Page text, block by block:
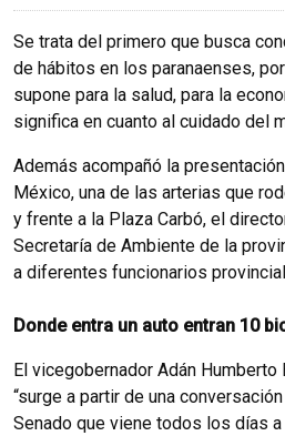
Se trata del primero que busca
de hábitos en los paranaenses,
supone para la salud, para la
significa en cuanto al cuidado del
Además acompañó la
México, una de las arterias que
y frente a la Plaza Carbó, el
Secretaría de Ambiente de la
a diferentes funcionarios
Donde entra un auto entran 10
El vicegobernador Adán
“surge a partir de una
Senado que viene todos los días